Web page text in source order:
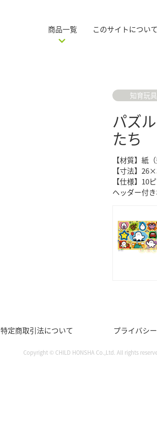
商品一覧 このサイトについて
知育玩具
パズ
たち
【材質】紙
【寸法】
【仕様】10
ヘッダー付
特定商取引法について プライバシ
Copyright © CHILD HONSHA Co.,Ltd. All rights